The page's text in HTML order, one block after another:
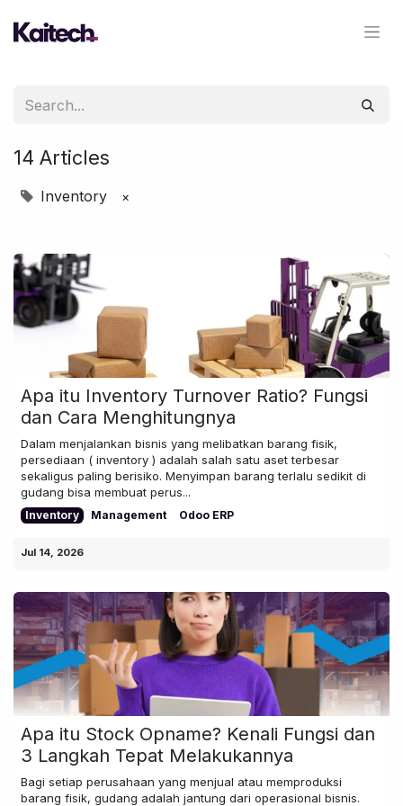
14 Articles
Inventory ×
Apa itu Inventory Turnover Ratio? Fungsi
dan Cara Menghitungnya
Dalam menjalankan bisnis yang melibatkan barang fisik,
persediaan ( inventory ) adalah salah satu aset terbesar
sekaligus paling berisiko. Menyimpan barang terlalu sedikit di
gudang bisa membuat perus...
Inventory Management Odoo ERP
Jul 14, 2026
Apa itu Stock Opname? Kenali Fungsi dan
3 Langkah Tepat Melakukannya
Bagi setiap perusahaan yang menjual atau memproduksi
barang fisik, gudang adalah jantung dari operasional bisnis.